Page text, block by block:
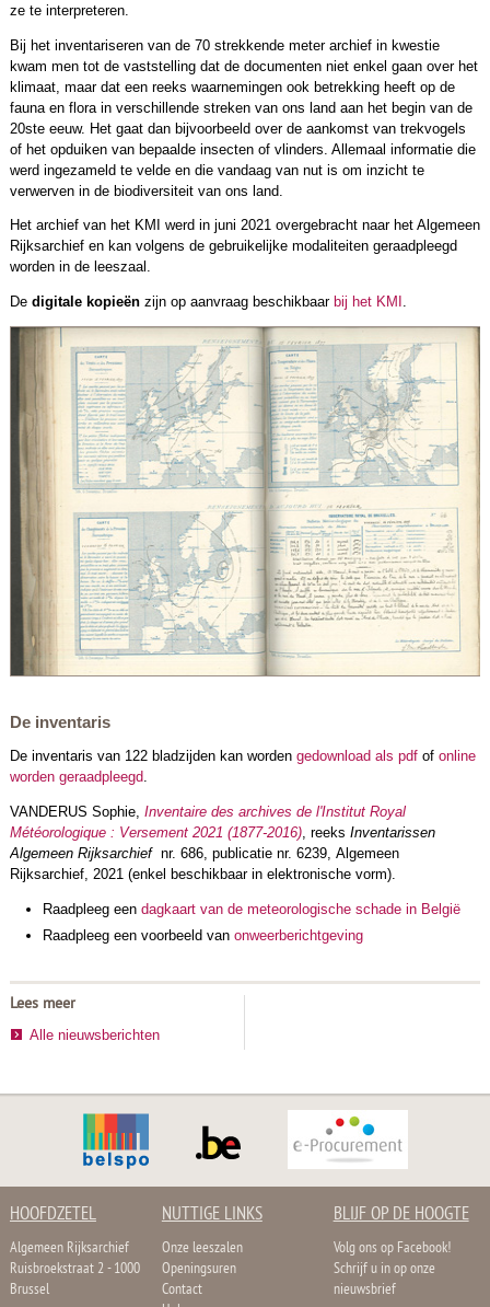
ze te interpreteren.
Bij het inventariseren van de 70 strekkende meter archief in kwestie
kwam men tot de vaststelling dat de documenten niet enkel gaan over het
klimaat, maar dat een reeks waarnemingen ook betrekking heeft op de
fauna en flora in verschillende streken van ons land aan het begin van de
20ste eeuw. Het gaat dan bijvoorbeeld over de aankomst van trekvogels
of het opduiken van bepaalde insecten of vlinders. Allemaal informatie die
werd ingezameld te velde en die vandaag van nut is om inzicht te
verwerven in de biodiversiteit van ons land.
Het archief van het KMI werd in juni 2021 overgebracht naar het Algemeen
Rijksarchief en kan volgens de gebruikelijke modaliteiten geraadpleegd
worden in de leeszaal.
De digitale kopieënzijn op aanvraag beschikbaar bij het KMI .
De inventaris
De inventaris van 122 bladzijden kan worden gedownload als pdfof online
worden geraadpleegd
VANDERUS Sophie, Inventaire des archives de l'Institut Royal
Météorologique : Versement 2021 (1877-2016), reeks Inventarissen
Algemeen Rijksarchief nr. 686, publicatie nr. 6239, Algemeen
Rijksarchief, 2021 (enkel beschikbaar in elektronische vorm).
Raadpleeg een dagkaart van de meteorologische schade in België
Raadpleeg een voorbeeld van onweerberichtgeving
Lees meer
Alle nieuwsberichten
HOOFDZETEL
Algemeen Rijksarchief
Ruisbroekstraat 2 - 1000
Brussel
NUTTIGE LINKS
Onze leeszalen
Openingsuren
Contact
BLIJF OP DE HOOGTE
Volg ons op Facebook!
Schrijf u in op onze
nieuwsbrief